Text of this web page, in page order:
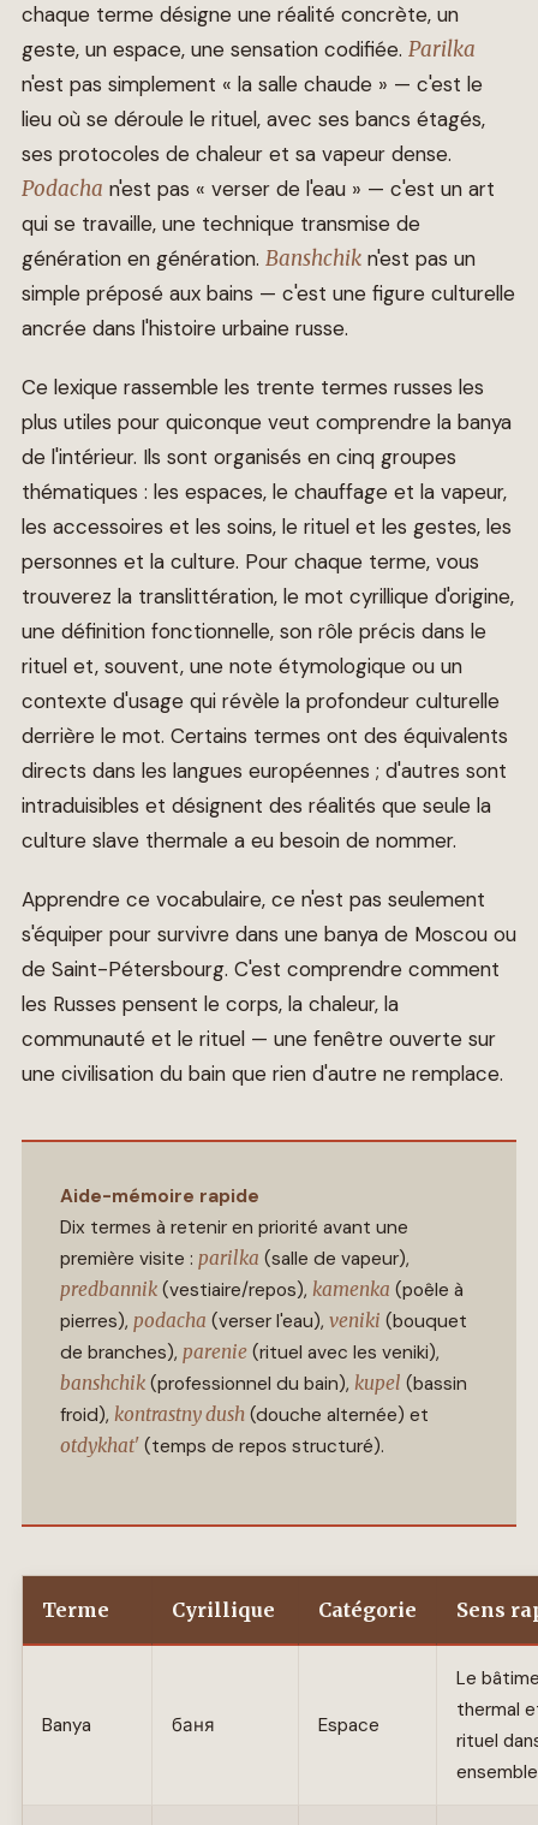
chaque terme désigne une réalité concrète, un
geste, un espace, une sensation codifiée. Parilka
n'est pas simplement « la salle chaude » — c'est le
lieu où se déroule le rituel, avec ses bancs étagés,
ses protocoles de chaleur et sa vapeur dense.
Podacha n'est pas « verser de l'eau » — c'est un art
qui se travaille, une technique transmise de
génération en génération. Banshchikn'est pas un
simple préposé aux bains — c'est une figure culturelle
ancrée dans l'histoire urbaine russe.
Ce lexique rassemble les trente termes russes les
plus utiles pour quiconque veut comprendre la banya
de l'intérieur. Ils sont organisés en cinq groupes
thématiques : les espaces, le chauffage et la vapeur,
les accessoires et les soins, le rituel et les gestes, les
personnes et la culture. Pour chaque terme, vous
trouverez la translittération, le mot cyrillique d'origine,
une définition fonctionnelle, son rôle précis dans le
rituel et, souvent, une note étymologique ou un
contexte d'usage qui révèle la profondeur culturelle
derrière le mot. Certains termes ont des équivalents
directs dans les langues européennes ; d'autres sont
intraduisibles et désignent des réalités que seule la
culture slave thermale a eu besoin de nommer.
Apprendre ce vocabulaire, ce n'est pas seulement
s'équiper pour survivre dans une banya de Moscou ou
de Saint-Pétersbourg. C'est comprendre comment
les Russes pensent le corps, la chaleur, la
communauté et le rituel — une fenêtre ouverte sur
une civilisation du bain que rien d'autre ne remplace.
Aide-mémoire rapide
Dix termes à retenir en priorité avant une
première visite : parilka (salle de vapeur),
predbannik(vestiaire/repos), kamenka (poêle à
pierres), podacha (verser l'eau), veniki (bouquet
de branches), parenie(rituel avec les veniki),
banshchik(professionnel du bain), kupel (bassin
froid), kontrastny dush(douche alternée) et
otdykhat' (temps de repos structuré).
Terme Cyrillique Catégorie Sens
Banya баня Espace
Le
thermal
rituel
ensemble